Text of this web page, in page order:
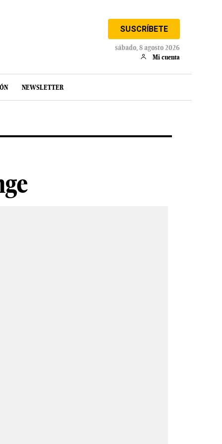
SUSCRÍBETE
sábado, 8 agosto 2026
Mi cuenta
NEWSLETTER